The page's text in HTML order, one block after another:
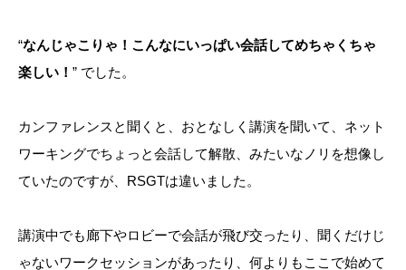
“なんじゃこりゃ！こんなにいっぱい会話してめちゃくちゃ
楽しい！ ” でした。
カンファレンスと聞くと、おとなしく講演を聞いて、ネット
ワーキングでちょっと会話して解散、みたいなノリを想像し
ていたのですが、RSGTは違いました。
講演中でも廊下やロビーで会話が飛び交ったり、聞くだけじ
ゃないワークセッションがあったり、何よりもここで始めて